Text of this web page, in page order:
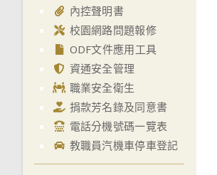
內控聲明書
校園網路問題報修
ODF文件應用工具
資通安全管理
職業安全衛生
捐款芳名錄及同意書
電話分機號碼一覽表
教職員汽機車停車登記